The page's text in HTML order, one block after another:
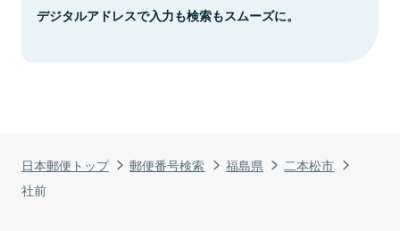
日本郵便トップ 郵便番号検索 福島県
二本松市
社前
デジタルアドレスで入力も検索もスムーズに。